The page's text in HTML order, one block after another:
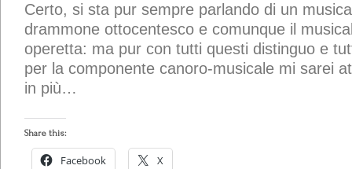
Certo, si sta pur sempre parlando di un
drammone ottocentesco e comunque il
operetta: ma pur con tutti questi distinguo e
per la componente canoro-musicale mi sarei
in più…
Share this:
Facebook X